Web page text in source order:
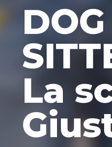
DOG
La